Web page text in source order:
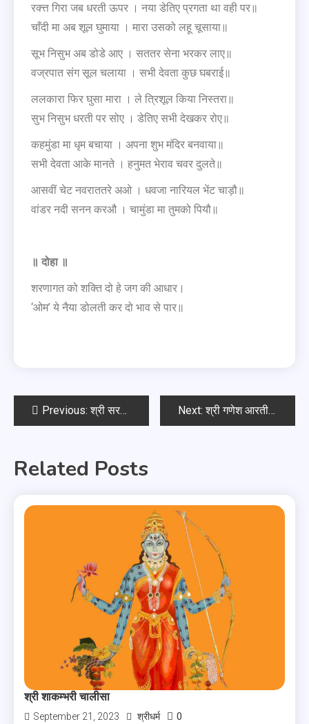
रक्त्त गिरा जब धरती ऊपर । नया डेतिए प्रगता था वही पर॥
चाँदी मा अब शूल घुमाया । मारा उसको लहू चूसाया॥
सूभ निसुभ अब डोडे आए । सततर सेना भरकर लाए॥
वज्रपात संग सूल चलाया । सभी देवता कुछ घबराई॥
ललकारा फिर घुसा मारा । ले त्रिशूल किया निस्तरा॥
सुभ निसुभ धरती पर सोए । डेतिए सभी देखकर रोए॥
कहमुंडा मा धृम बचाया । अपना शुभ मंदिर बनवाया॥
सभी देवता आके मानते । हनुमत भेराव चवर दुलते॥
आसवीं चेट नवराततरे अओ । धवजा नारियल भेंट चाड़ौ॥
वांडर नदी सनन करऔ । चामुंडा मा तुमको पियौ॥
॥ दोहा ॥
शरणागत को शक्ति दो हे जग की आधार।
‘ओम’ ये नैया डोलती कर दो भाव से पार॥
Previous: श्री सरस्वती सहस्रनाम स्तोत्र Next: श्री गणेश आरती : सुखकर्ता दुखहर्ता
Related Posts
श्री शाकम्भरी चालीसा
September 21, 2023 श्रीधर्म 0